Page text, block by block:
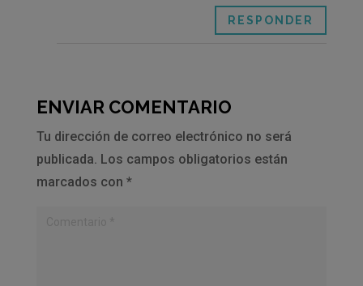
RESPONDER
ENVIAR COMENTARIO
Tu dirección de correo electrónico no será
publicada. Los campos obligatorios están
marcados con *